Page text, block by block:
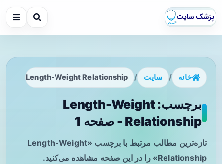
خانه / سایت /
Length-Weight Relationship
برچسب: Length-Weight
Relationship - صفحه 1
تازه‌ترین مطالب مرتبط با برچسب «Length-Weight
Relationship» را در این صفحه مشاهده می‌کنید.